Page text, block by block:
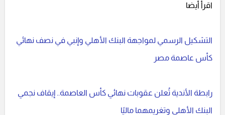
اقرأ أيضا
التشكيل الرسمي لمواجهة البنك الأهلي وإنبي في نصف نهائي
كأس عاصمة مصر
رابطة الأندية تُعلن عقوبات نهائي كأس العاصمة.. إيقاف نجمي
البنك الأهلي وتغريمهما ماليًا